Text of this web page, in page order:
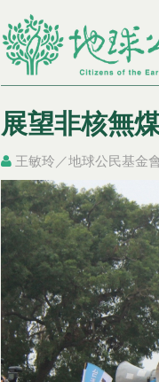
展望非核無
王敏玲／地球公民基金
您在這裡
您在這裡